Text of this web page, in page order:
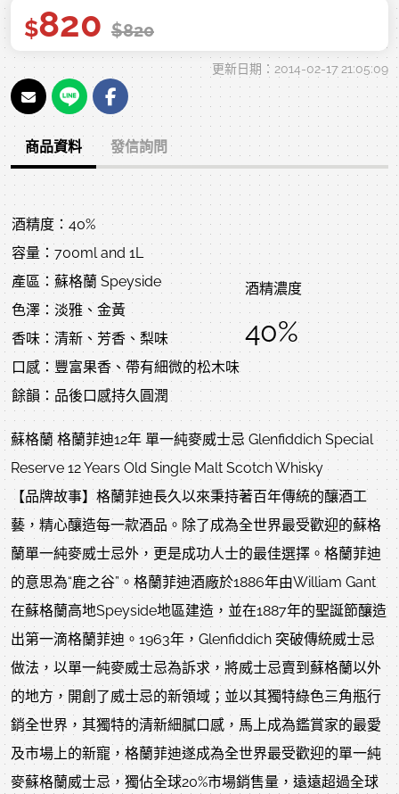
$820 $820
更新日期：2014-02-17 21:05:09
商品資料 發信詢問
酒精度：40%
容量：700ml and 1L
產區：蘇格蘭 Speyside
色澤：淡雅、金黃
香味：清新、芳香、梨味
口感：豐富果香、帶有細微的松木味
餘韻：品後口感持久圓潤
酒精濃度
40%
蘇格蘭 格蘭菲迪12年 單一純麥威士忌 Glenfiddich Special
Reserve 12 Years Old Single Malt Scotch Whisky
【品牌故事】格蘭菲迪長久以來秉持著百年傳統的釀酒工
藝，精心釀造每一款酒品。除了成為全世界最受歡迎的蘇格
蘭單一純麥威士忌外，更是成功人士的最佳選擇。格蘭菲迪
的意思為“鹿之谷”。格蘭菲迪酒廠於1886年由William Gant
在蘇格蘭高地Speyside地區建造，並在1887年的聖誕節釀造
出第一滴格蘭菲迪。1963年，Glenfiddich 突破傳統威士忌
做法，以單一純麥威士忌為訴求，將威士忌賣到蘇格蘭以外
的地方，開創了威士忌的新領域；並以其獨特綠色三角瓶行
銷全世界，其獨特的清新細膩口感，馬上成為鑑賞家的最愛
及市場上的新寵，格蘭菲迪遂成為全世界最受歡迎的單一純
麥蘇格蘭威士忌，獨佔全球20%市場銷售量，遠遠超過全球